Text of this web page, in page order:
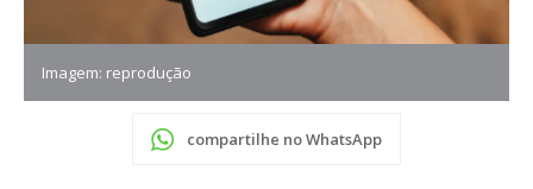
Imagem: reprodução
compartilhe no WhatsApp